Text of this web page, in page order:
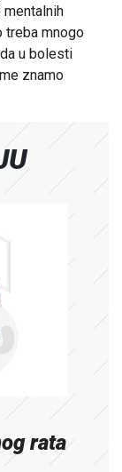
treba mnogo
u bolesti
znamo
rata